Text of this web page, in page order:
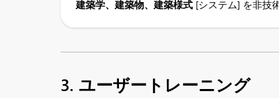
建築学、建築物、建築様式 [システム] を非技
3. ユーザートレーニング